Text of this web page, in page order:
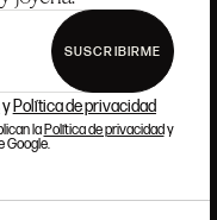
SUSCRIBIRME
y Política de privacidad
laPolítica de privacidady
Google.